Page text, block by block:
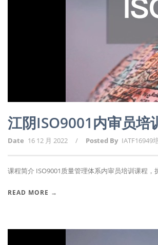
江阴ISO9001内审员培
Date 16 12 月 2022 / Posted By IATF16949
课程简介 ISO9001质量管理体系内审员培训课程
READ MORE →